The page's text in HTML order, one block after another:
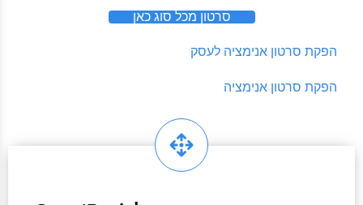
סרטון מכל סוג כאן
הפקת סרטון אנימציה לעסק
הפקת סרטון אנימציה